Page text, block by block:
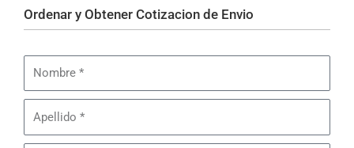
Ordenar y Obtener Cotizacion de Envio